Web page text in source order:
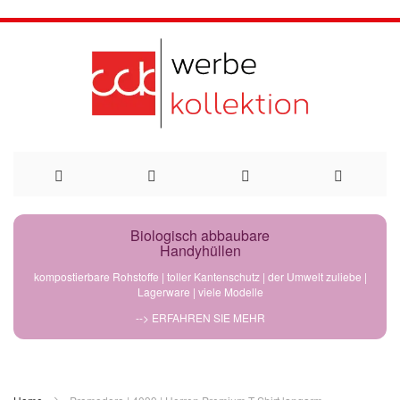
Direkt
Biologisch abbaubare
Handyhüllen
kompostierbare Rohstoffe | toller Kantenschutz | der Umwelt zuliebe |
Lagerware | viele Modelle
--> ERFAHREN SIE MEHR